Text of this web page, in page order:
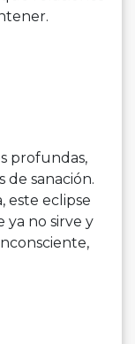
profundas,
de sanación.
este eclipse
ya no sirve y